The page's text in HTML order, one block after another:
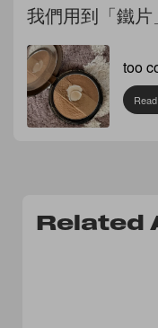
我們用到「鐵
too
Related